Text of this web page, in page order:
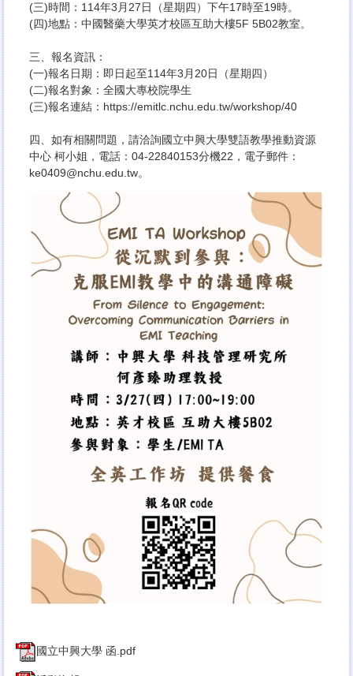
(三)時間：114年3月27日（星期四）下午17時至19時。
(四)地點：中國醫藥大學英才校區互助大樓5F 5B02教室。
三、報名資訊：
(一)報名日期：即日起至114年3月20日（星期四）
(二)報名對象：全國大專校院學生
(三)報名連結：https://emitlc.nchu.edu.tw/workshop/40
四、如有相關問題，請洽詢國立中興大學雙語教學推動資源
中心 柯小姐，電話：04-22840153分機22，電子郵件：
ke0409@nchu.edu.tw。
國立中興大學 函.pdf